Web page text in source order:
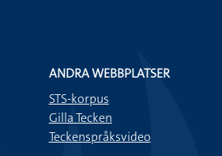
ANDRA WEBBPLATSER
STS-korpus
Gilla Tecken
Teckenspråksvideo